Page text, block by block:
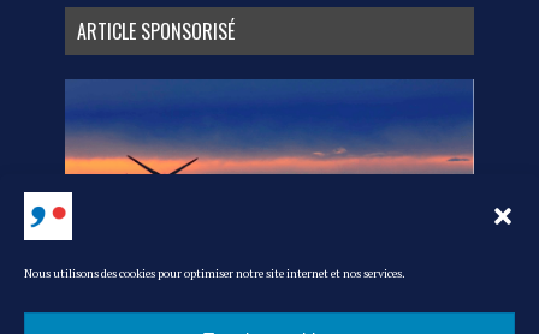
Nous utilisons des cookies pour optimiser notre site internet et nos services.
ARTICLE SPONSORISÉ